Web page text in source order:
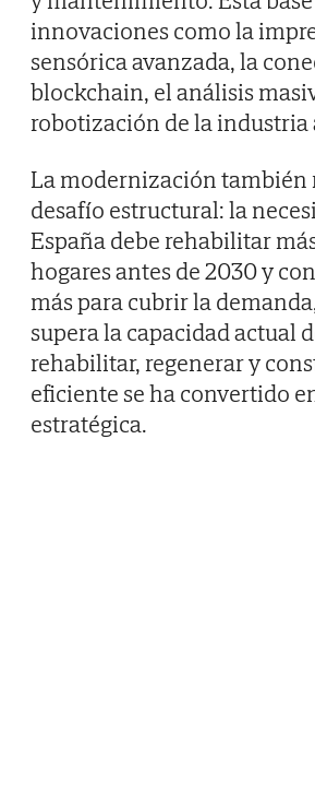
innovaciones como la
sensórica avanzada, la
blockchain, el análisis
robotización de la industria
La modernización también
desafío estructural: la
España debe rehabilitar
hogares antes de 2030 y
más para cubrir la
supera la capacidad actual
rehabilitar, regenerar y
eficiente se ha convertido
estratégica.